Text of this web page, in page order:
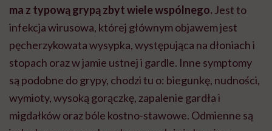
ma z typową grypą zbyt wiele wspólnego. Jest to
infekcja wirusowa, której głównym objawem jest
pęcherzykowata wysypka, występująca na dłoniach i
stopach oraz w jamie ustnej i gardle. Inne symptomy
są podobne do grypy, chodzi tu o: biegunkę, nudności,
wymioty, wysoką gorączkę, zapalenie gardła i
migdałków oraz bóle kostno-stawowe. Odmienne są